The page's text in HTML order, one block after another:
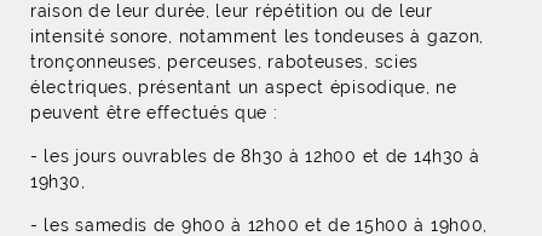
raison de leur durée, leur répétition ou de leur
intensité sonore, notamment les tondeuses à gazon,
tronçonneuses, perceuses, raboteuses, scies
électriques, présentant un aspect épisodique, ne
peuvent être effectués que :
- les jours ouvrables de 8h30 à 12h00 et de 14h30 à
19h30,
- les samedis de 9h00 à 12h00 et de 15h00 à 19h00,